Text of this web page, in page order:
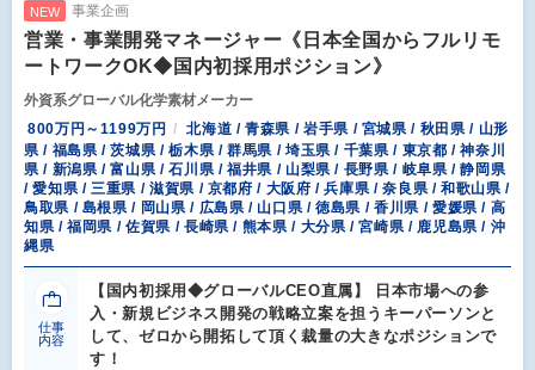
NEW 事業企画
営業・事業開発マネージャー《日本全国からフルリモ
ートワークOK◆国内初採用ポジション》
外資系グローバル化学素材メーカー
800万円～1199万円
北海道 / 青森県 / 岩手県 / 宮城県 / 秋田県 / 山形
県 / 福島県 / 茨城県 / 栃木県 / 群馬県 / 埼玉県 / 千葉県 / 東京都 / 神奈川
県 / 新潟県 / 富山県 / 石川県 / 福井県 / 山梨県 / 長野県 / 岐阜県 / 静岡県
/ 愛知県 / 三重県 / 滋賀県 / 京都府 / 大阪府 / 兵庫県 / 奈良県 / 和歌山県 /
鳥取県 / 島根県 / 岡山県 / 広島県 / 山口県 / 徳島県 / 香川県 / 愛媛県 / 高
知県 / 福岡県 / 佐賀県 / 長崎県 / 熊本県 / 大分県 / 宮崎県 / 鹿児島県 / 沖
縄県
仕事
内容
【国内初採用◆グローバルCEO直属】 日本市場への参
入・新規ビジネス開発の戦略立案を担うキーパーソンと
して、ゼロから開拓して頂く裁量の大きなポジションで
す！